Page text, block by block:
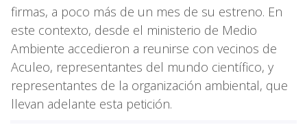
firmas, a poco más de un mes de su estreno. En
este contexto, desde el ministerio de Medio
Ambiente accedieron a reunirse con vecinos de
Aculeo, representantes del mundo científico, y
representantes de la organización ambiental, que
llevan adelante esta petición.